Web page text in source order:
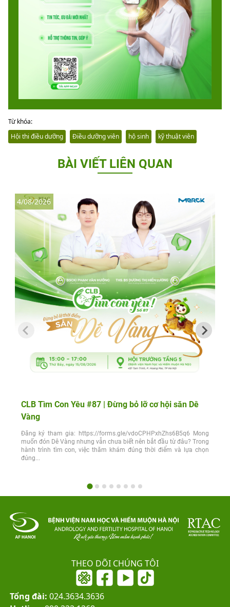
Từ khóa:
Hội thi điều dưỡng
Điều dưỡng viên hộ sinh kỹ thuật viên
BÀI VIẾT LIÊN QUAN
CLB Tìm Con Yêu #87 | Đừng bỏ lỡ cơ hội săn Dê
Vàng
Đăng ký tham gia: https://forms.gle/vdoCPHPxhZhs6B5q6 Mong
muốn đón Dê Vàng nhưng vẫn chưa biết nên bắt đầu từ đâu? Trong
hành trình tìm con, việc thăm khám đúng thời điểm và lựa chọn
đúng...
4/08/2026
THEO DÕI CHÚNG TÔI
Tổng đài: 024.3634.3636